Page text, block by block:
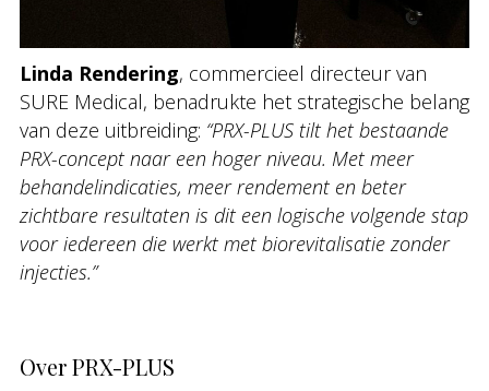
Linda Rendering, commercieel directeur van
SURE Medical, benadrukte het strategische belang
van deze uitbreiding: “PRX-PLUS tilt het bestaande
PRX-concept naar een hoger niveau. Met meer
behandelindicaties, meer rendement en beter
zichtbare resultaten is dit een logische volgende stap
voor iedereen die werkt met biorevitalisatie zonder
injecties.”
Over PRX-PLUS